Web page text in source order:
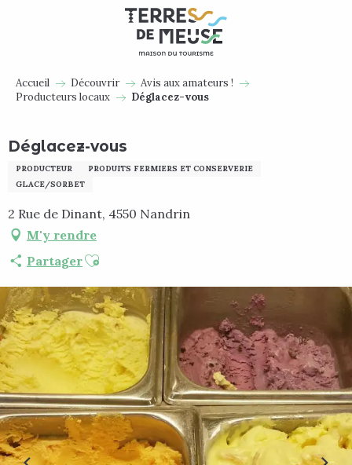
Accueil Découvrir
Avis aux amateurs !
Producteurs locaux
Déglacez-vous
Déglacez-vous
PRODUCTEUR
PRODUITS FERMIERS ET CONSERVERIE
GLACE/SORBET
2 Rue de Dinant, 4550 Nandrin
M'y rendre
PartagerAjouter aux favoris